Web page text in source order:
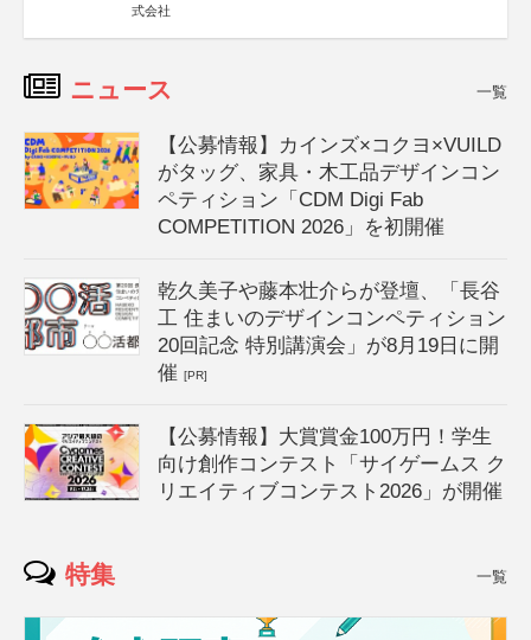
式会社
ニュース 一覧
【公募情報】カインズ×コクヨ×VUILD
がタッグ、家具・木工品デザインコン
ペティション「CDM Digi Fab
COMPETITION 2026」を初開催
乾久美子や藤本壮介らが登壇、「長谷
工 住まいのデザインコンペティション
20回記念 特別講演会」が8月19日に開
催[PR]
【公募情報】大賞賞金100万円！学生
向け創作コンテスト「サイゲームス ク
リエイティブコンテスト2026」が開催
特集 一覧